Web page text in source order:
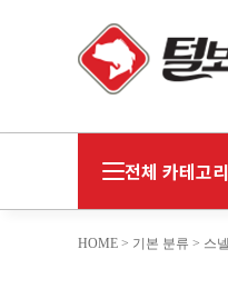
전체 카테고리
HOME > 기본 분류 > 스